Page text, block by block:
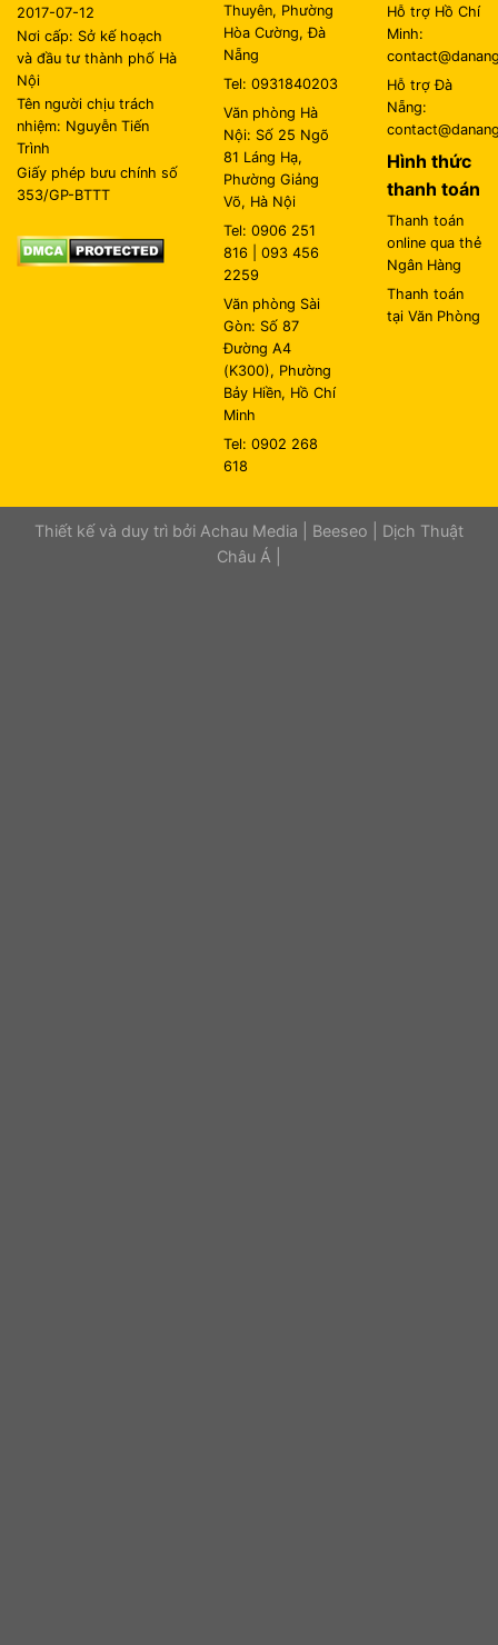
2017-07-12
Nơi cấp: Sở kế hoạch
và đầu tư thành phố Hà
Nội
Tên người chịu trách
nhiệm: Nguyễn Tiến
Trình
Giấy phép bưu chính số
353/GP-BTTT
Thuyên, Phường
Hòa Cường, Đà
Nẵng
Tel: 0931840203
Văn phòng Hà
Nội: Số 25 Ngõ
81 Láng Hạ,
Phường Giảng
Võ, Hà Nội
Tel: 0906 251
816 | 093 456
2259
Văn phòng Sài
Gòn: Số 87
Đường A4
(K300), Phường
Bảy Hiền, Hồ Chí
Minh
Tel: 0902 268
618
Hỗ trợ Hồ Chí
Minh:
Hỗ trợ Đà
Nẵng:
Hình thức
thanh toán
Thanh toán
online qua thẻ
Ngân Hàng
Thanh toán
tại Văn Phòng
Thiết kế và duy trì bởi Achau Media Beeseo
Dịch Thuật
Châu Á